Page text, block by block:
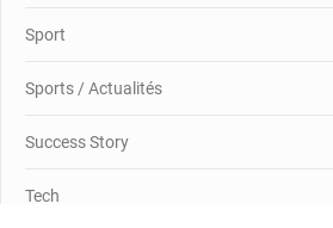
Sport
Sports / Actualités
Success Story
Tech